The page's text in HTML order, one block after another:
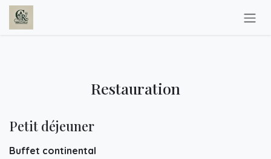
Se rendre au contenu
Restauration
Petit déjeuner
Buffet continental